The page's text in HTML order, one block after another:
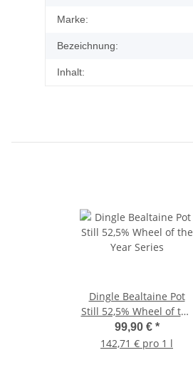
Marke:
Bezeichnung:
Inhalt:
Dingle Bealtaine Pot
Still 52,5% Wheel of the
Year Series
99,90 € *
142,71 € pro 1 l